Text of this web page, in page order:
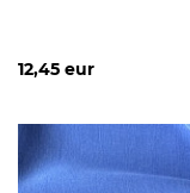
12,45 eur